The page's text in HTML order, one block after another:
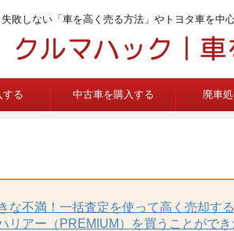
敗しない「車を高く売る方法」やトヨタ車を中
する 中古車を購入する 廃車
な不満！一括査定を使って高く売却す
リアー（PREMIUM）を買うことがで